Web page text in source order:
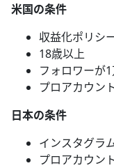
米国の条件
収益化ポリシ
18歳以上
フォロワーが
プロアカウン
日本の条件
インスタグラ
プロアカウン